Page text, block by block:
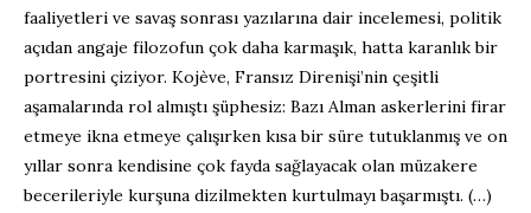
faaliyetleri ve savaş sonrası yazılarına dair incelemesi, politik
açıdan angaje filozofun çok daha karmaşık, hatta karanlık bir
portresini çiziyor. Kojève, Fransız Direnişi’nin çeşitli
aşamalarında rol almıştı şüphesiz: Bazı Alman askerlerini firar
etmeye ikna etmeye çalışırken kısa bir süre tutuklanmış ve on
yıllar sonra kendisine çok fayda sağlayacak olan müzakere
becerileriyle kurşuna dizilmekten kurtulmayı başarmıştı. (…)